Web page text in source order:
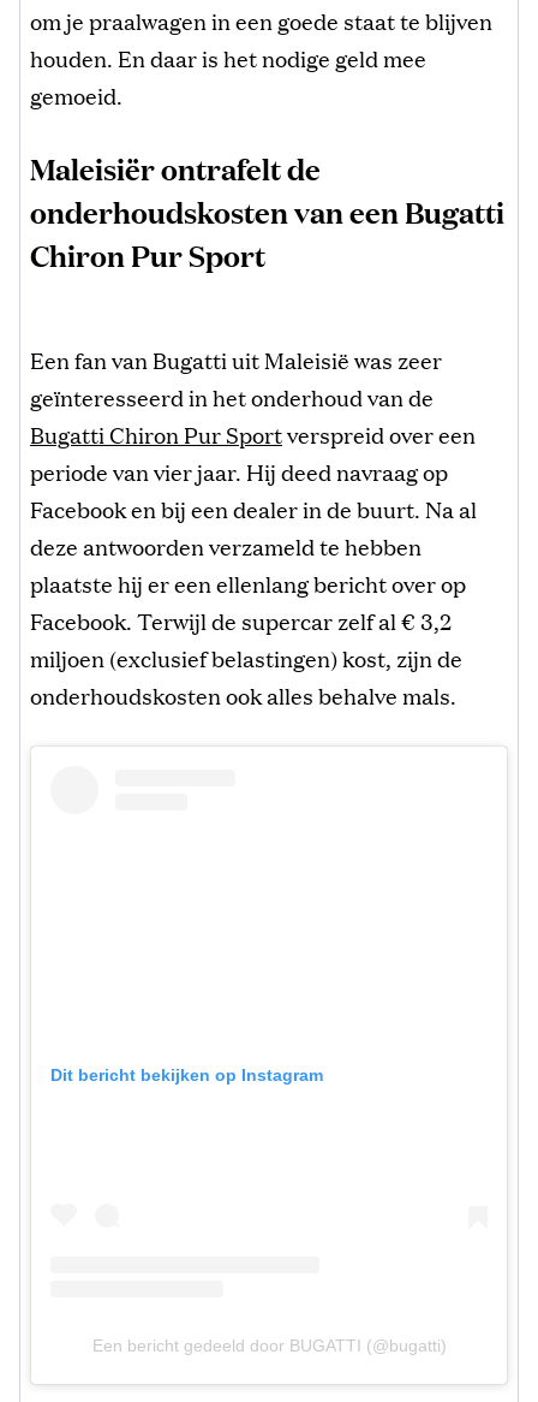
om je praalwagen in een goede staat te blijven
houden. En daar is het nodige geld mee
gemoeid.
Maleisiër ontrafelt de
onderhoudskosten van een Bugatti
Chiron Pur Sport
Een fan van Bugatti uit Maleisië was zeer
geïnteresseerd in het onderhoud van de
Bugatti Chiron Pur Sportverspreid over een
periode van vier jaar. Hij deed navraag op
Facebook en bij een dealer in de buurt. Na al
deze antwoorden verzameld te hebben
plaatste hij er een ellenlang bericht over op
Facebook. Terwijl de supercar zelf al € 3,2
miljoen (exclusief belastingen) kost, zijn de
onderhoudskosten ook alles behalve mals.
Dit bericht bekijken op Instagram
Een bericht gedeeld door BUGATTI (@bugatti)